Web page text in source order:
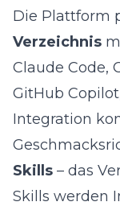
Die Plattform
Verzeichnis
Claude Code,
GitHub
Integration
Skills – das
Skills werden